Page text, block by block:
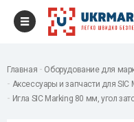
Главная
Оборудование для
Аксессуары и запчасти для SIC
Игла SIC Marking 80 мм, угол